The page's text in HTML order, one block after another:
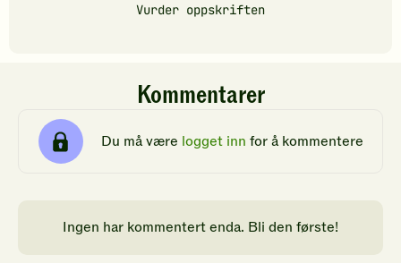
Vurder oppskriften
Kommentarer
Du må være logget inn for å kommentere
Ingen har kommentert enda. Bli den første!